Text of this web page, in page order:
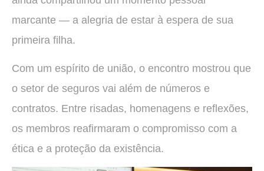
marcante — a alegria de estar à espera de sua
primeira filha.
Com um espírito de união, o encontro mostrou que
o setor de seguros vai além de números e
contratos. Entre risadas, homenagens e reflexões,
os membros reafirmaram o compromisso com a
ética e a proteção da existência.